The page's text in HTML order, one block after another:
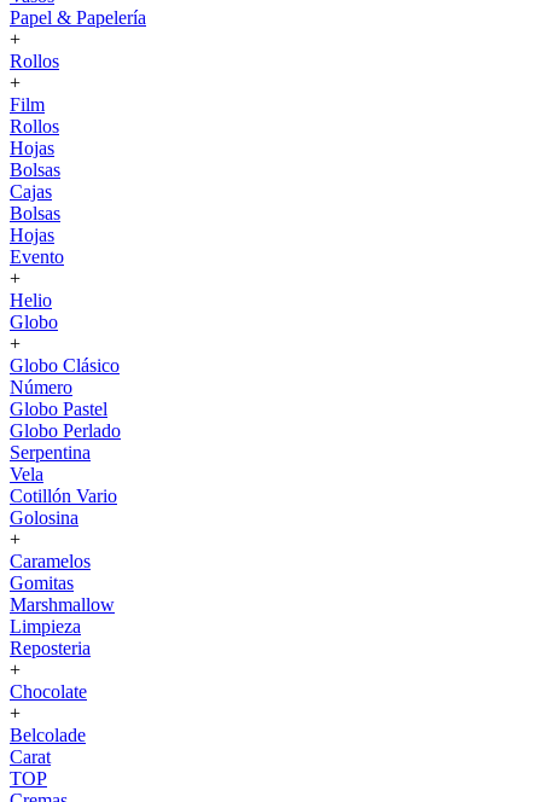
Papel & Papelería
+
Rollos
+
Film
Rollos
Hojas
Bolsas
Cajas
Bolsas
Hojas
Evento
+
Helio
Globo
+
Globo Clásico
Número
Globo Pastel
Globo Perlado
Serpentina
Vela
Cotillón Vario
Golosina
+
Caramelos
Gomitas
Marshmallow
Limpieza
Reposteria
+
Chocolate
+
Belcolade
Carat
TOP